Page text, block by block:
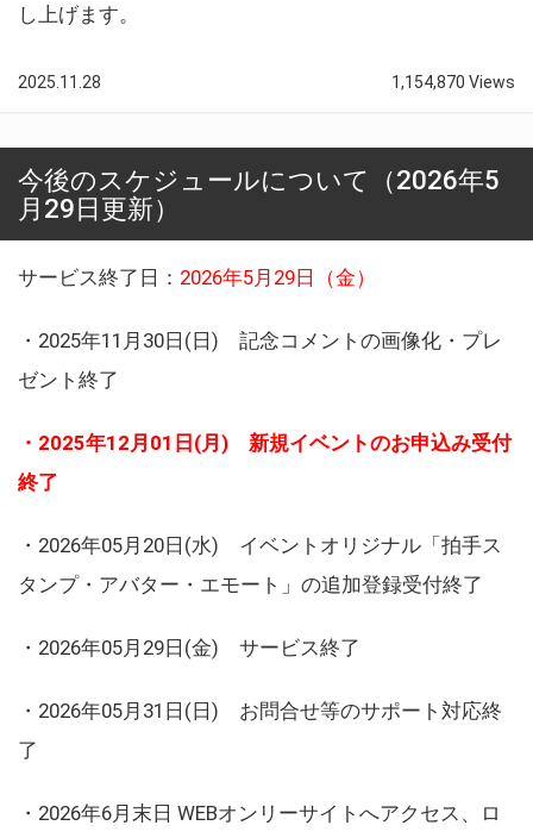
し上げます。
2025.11.28 1,154,870 Views
今後のスケジュールについて（2026年5
月29日更新）
サービス終了日： 2026年5月29日（金）
・2025年11月30日(日) 記念コメントの画像化・プレ
ゼント終了
・2025年12月01日(月) 新規イベントのお申込み受付
終了
・2026年05月20日(水) イベントオリジナル「拍手ス
タンプ・アバター・エモート」の追加登録受付終了
・2026年05月29日(金) サービス終了
・2026年05月31日(日) お問合せ等のサポート対応終
了
・2026年6月末日 WEBオンリーサイトへアクセス、ロ